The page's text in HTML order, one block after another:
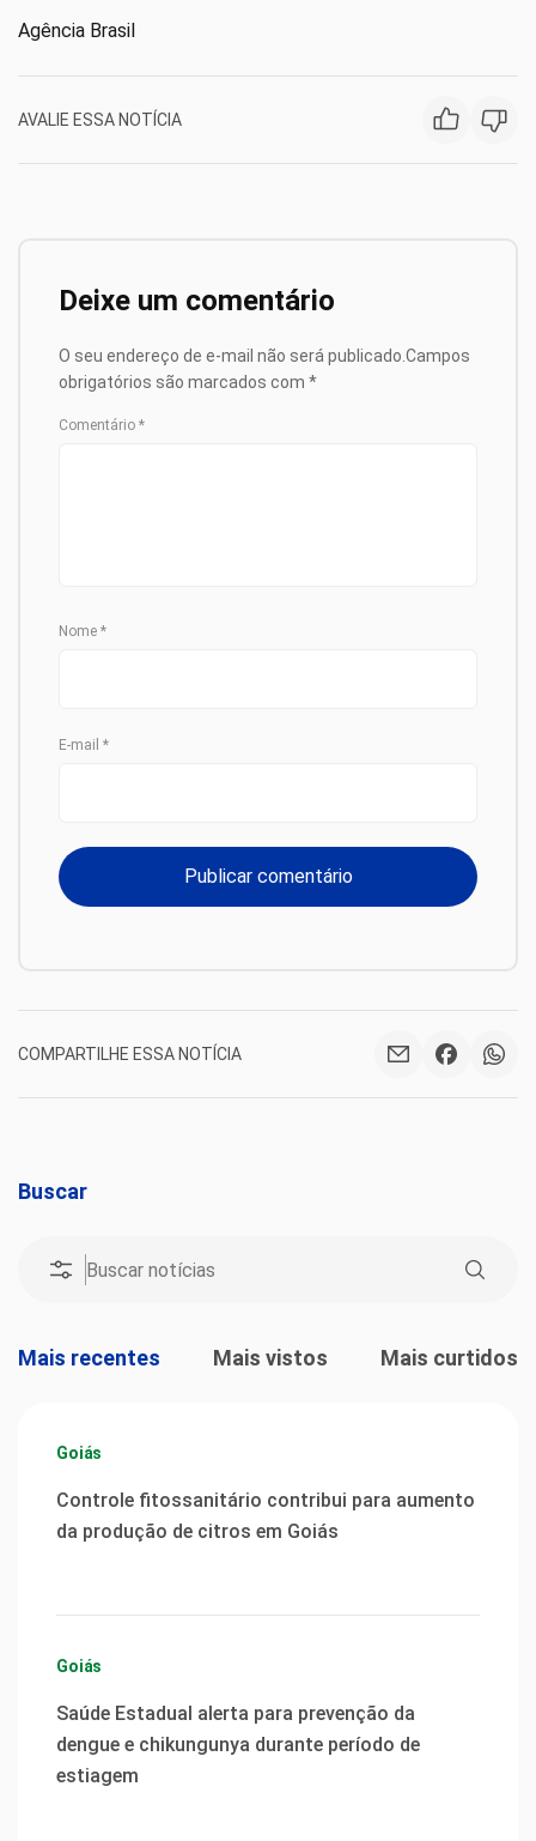
Agência Brasil
AVALIE ESSA NOTÍCIA
Deixe um comentário
O seu endereço de e-mail não será publicado. Campos
obrigatórios são marcados com *
Comentário *
Nome *
E-mail *
COMPARTILHE ESSA NOTÍCIA
Buscar
Mais recentes Mais vistos Mais curtidos
Goiás
Controle fitossanitário contribui para aumento
da produção de citros em Goiás
Goiás
Saúde Estadual alerta para prevenção da
dengue e chikungunya durante período de
estiagem